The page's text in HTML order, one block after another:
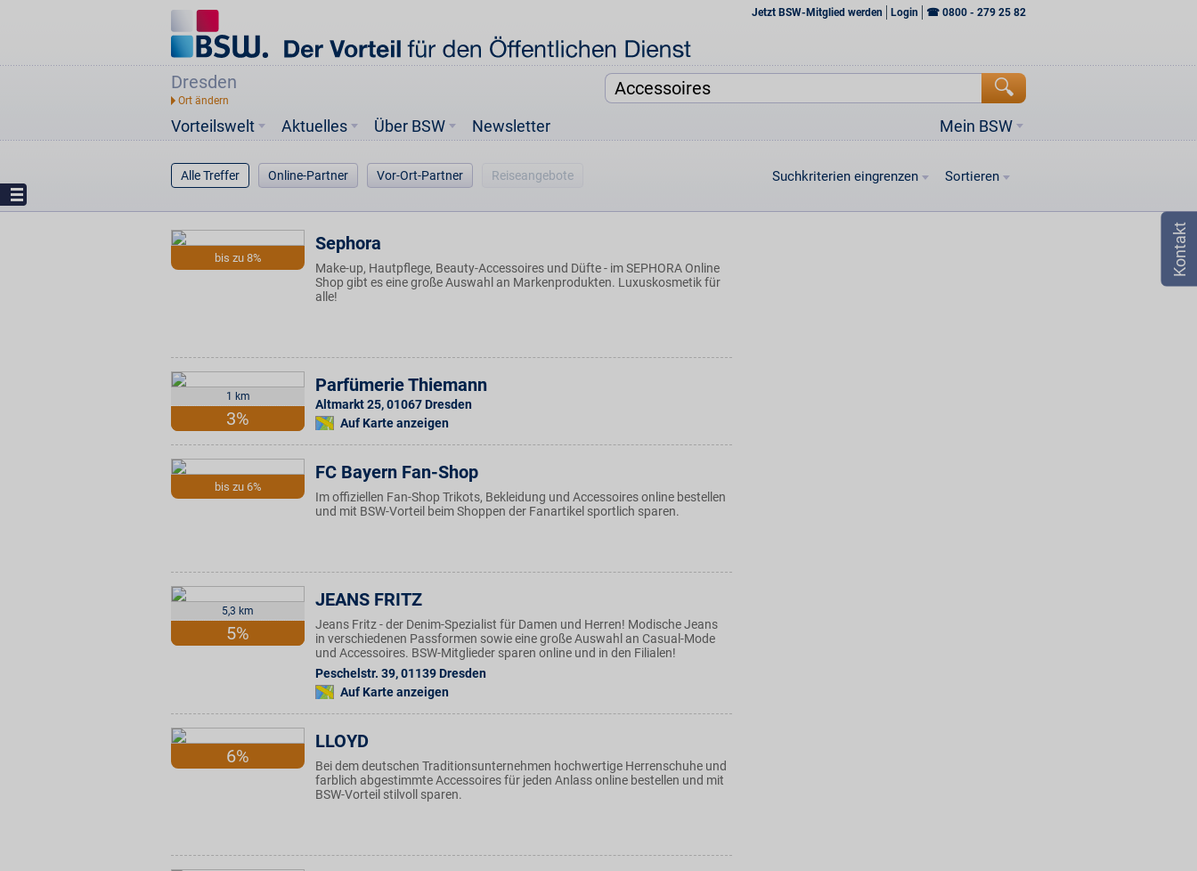
Jetzt BSW-Mitglied werden Login ☎ 0800 - 279 25 82
Dresden
Vorteilswelt Mein BSW
Aktuelles Über BSW Newsletter
Alle Treffer Online-Partner Vor-Ort-Partner Reiseangebote Suchkriterien eingrenzen Sortieren
bis zu 8%
Sephora
Make-up, Hautpflege, Beauty-Accessoires und Düfte - im SEPHORA Online
Shop gibt es eine große Auswahl an Markenprodukten. Luxuskosmetik für
alle!
1 km
3%
Parfümerie Thiemann
Altmarkt 25,01067 Dresden
Auf Karte anzeigen
bis zu 6%
FC Bayern Fan-Shop
Im offiziellen Fan-Shop Trikots, Bekleidung und Accessoires online bestellen
und mit BSW-Vorteil beim Shoppen der Fanartikel sportlich sparen.
5,3 km
5%
JEANS FRITZ
Jeans Fritz - der Denim-Spezialist für Damen und Herren! Modische Jeans
in verschiedenen Passformen sowie eine große Auswahl an Casual-Mode
und Accessoires. BSW-Mitglieder sparen online und in den Filialen!
Peschelstr. 39,01139 Dresden
Auf Karte anzeigen
6%
LLOYD
Bei dem deutschen Traditionsunternehmen hochwertige Herrenschuhe und
farblich abgestimmte Accessoires für jeden Anlass online bestellen und mit
BSW-Vorteil stilvoll sparen.